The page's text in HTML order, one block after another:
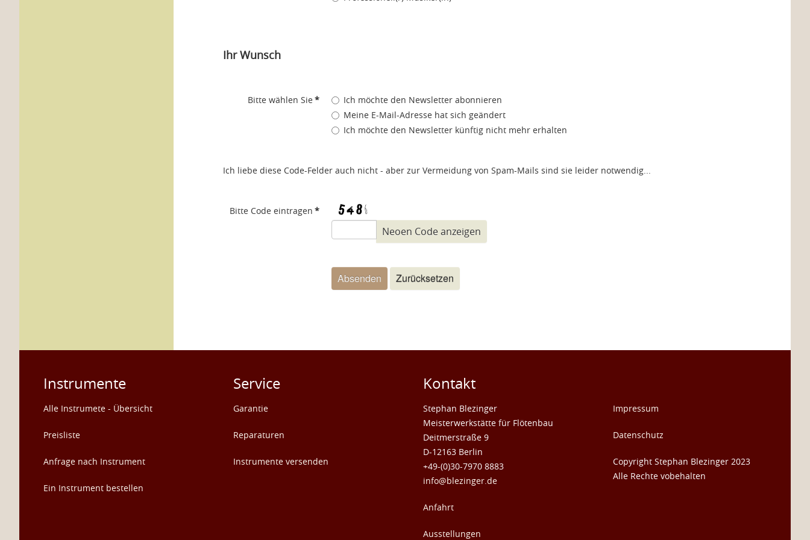
Ihr Wunsch
Bitte wählen Sie*
Ich möchte den Newsletter abonnieren
Meine E-Mail-Adresse hat sich geändert
Ich möchte den Newsletter künftig nicht mehr erhalten
Ich liebe diese Code-Felder auch nicht - aber zur Vermeidung von Spam-Mails sind sie leider notwendig...
Bitte Code eintragen *
Neoen Code anzeigen
Absenden Zurücksetzen
Instrumente
Alle Instrumete - Übersicht
Preisliste
Anfrage nach Instrument
Ein Instrument bestellen
Service
Garantie
Reparaturen
Instrumente versenden
Kontakt
Stephan Blezinger
Meisterwerkstätte für Flötenbau
Deitmerstraße 9
D-12163 Berlin
+49-(0)30-7970 8883
info@blezinger.de
Anfahrt
Ausstellungen
Impressum
Datenschutz
Copyright Stephan Blezinger 2023
Alle Rechte vobehalten